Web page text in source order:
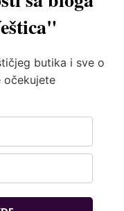
butika i sve o
očekujete